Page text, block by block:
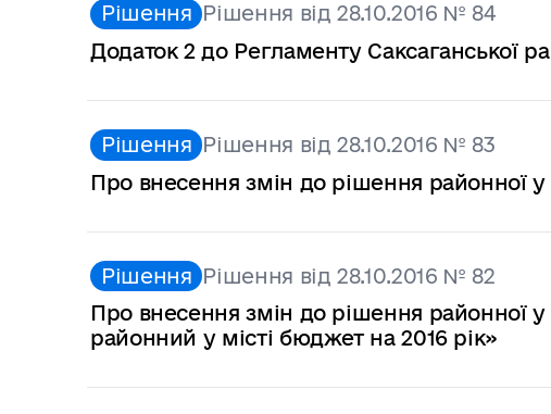
Рішення Рішення від 28.10.2016 № 84
Додаток 2 до Регламенту Саксаганської
Рішення Рішення від 28.10.2016 № 83
Про внесення змін до рішення районної
Рішення Рішення від 28.10.2016 № 82
Про внесення змін до рішення районної
районний у місті бюджет на 2016 рік»